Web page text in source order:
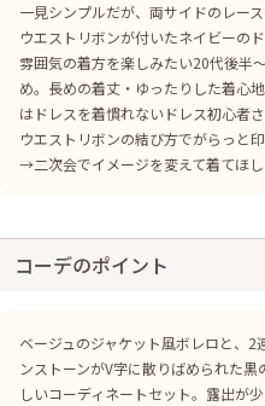
一見シンプルだが、両サイドのレー
ウエストリボンが付いたネイビーの
雰囲気の着方を楽しみたい20代後半
め。長めの着丈・ゆったりした着心
はドレスを着慣れないドレス初心者
ウエストリボンの結び方でがらっと
→二次会でイメージを変えて着てほし
コーデのポイント
ベージュのジャケット風ボレロと、2
ンストーンがV字に散りばめられた
しいコーディネートセット。露出が